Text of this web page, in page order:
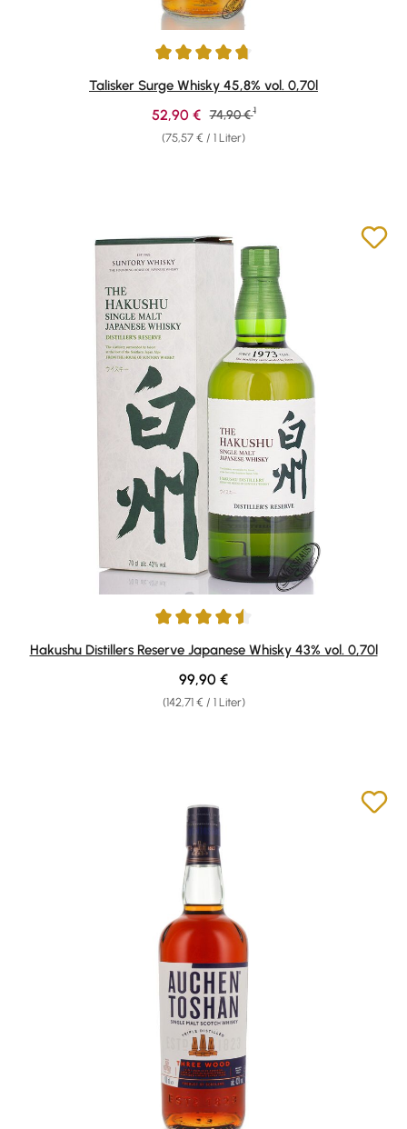
Durchschnittliche Bewertung von 4.69 von 5 Sternen
Talisker Surge Whisky 45,8% vol. 0,70l
(75,57 € / 1 Liter)
Verkaufspreis:
52,90 € Regulärer Preis:
74,90 € 1
Durchschnittliche Bewertung von 4.43 von 5 Sternen
Hakushu Distillers Reserve Japanese Whisky 43% vol. 0,70l
(142,71 € / 1 Liter)
Regulärer Preis:
99,90 €